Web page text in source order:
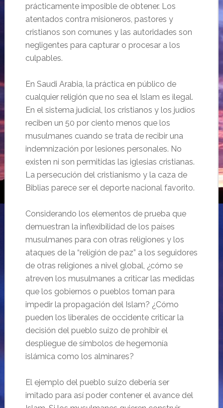
prácticamente imposible de obtener. Los
atentados contra misioneros, pastores y
cristianos son comunes y las autoridades son
negligentes para capturar o procesar a los
culpables.
En Saudi Arabia, la práctica en público de
cualquier religión que no sea el Islam es ilegal.
En el sistema judicial, los cristianos y los judíos
reciben un 50 por ciento menos que los
musulmanes cuando se trata de recibir una
indemnización por lesiones personales. No
existen ni son permitidas las iglesias cristianas.
La persecución del cristianismo y la caza de
Biblias parece ser el deporte nacional favorito.
Considerando los elementos de prueba que
demuestran la inflexibilidad de los países
musulmanes para con otras religiones y los
ataques de la “religión de paz” a los seguidores
de otras religiones a nivel global, ¿cómo se
atreven los musulmanes a criticar las medidas
que los gobiernos o pueblos toman para
impedir la propagación del Islam? ¿Cómo
pueden los liberales de occidente criticar la
decisión del pueblo suizo de prohibir el
despliegue de símbolos de hegemonía
islámica como los alminares?
El ejemplo del pueblo suizo debería ser
imitado para así poder contener el avance del